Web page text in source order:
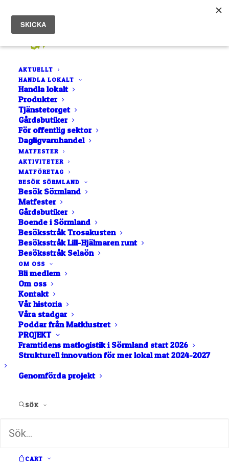
AKTUELLT
HANDLA LOKALT
Handla lokalt
Produkter
Tjänstetorget
Gårdsbutiker
För offentlig sektor
Dagligvaruhandel
MATFESTER
AKTIVITETER
MATFÖRETAG
BESÖK SÖRMLAND
Besök Sörmland
Matfester
Gårdsbutiker
Boende i Sörmland
Besöksstråk Trosakusten
Besöksstråk Lill-Hjälmaren runt
Besöksstråk Selaön
OM OSS
Bli medlem
Om oss
Kontakt
Vår historia
Våra stadgar
Poddar från Matklustret
PROJEKT
Framtidens matlogistik i Sörmland start 2026
Strukturell innovation för mer lokal mat 2024-2027
Genomförda projekt
SÖK
CART
BOKSTAVSORDNING